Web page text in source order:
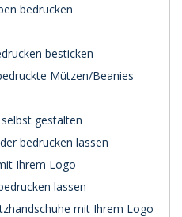
bedrucken
besticken
Mützen/Beanies
gestalten
bedrucken lassen
Ihrem Logo
lassen
mit Ihrem Logo